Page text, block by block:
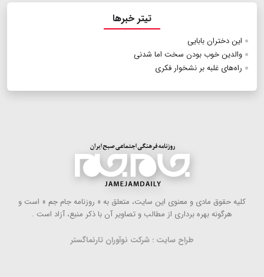
تیتر خبرها
این دختران بابایی
والدین خوب بودن سخت اما شدنی
راه‌های غلبه بر نشخوار فکری
كلیه حقوق مادی و معنوی این سایت، متعلق به « روزنامه جام جم » است و
هرگونه بهره ‌برداری از مطالب و تصاویر آن با ذكر منبع، آزاد است .
طراح سایت : شرکت نوآوران تارنماگستر